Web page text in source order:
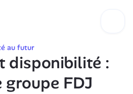
au futur
disponibilité :
FDJ